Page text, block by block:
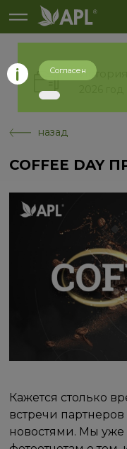
История
назад
COFFEE DAY
Кажется столько
встречи
новостями. Мы
Согласен